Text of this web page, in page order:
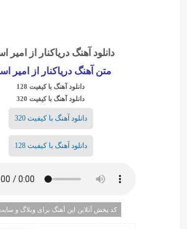
دانلود آهنگ دریاکنار از امیر
متن آهنگ دریاکنار از امیر
دانلود آهنگ با کیفیت 128
دانلود آهنگ با کیفیت 320
دانلود آهنگ با کیفیت 320
دانلود آهنگ با کیفیت 128
کد پخش آنلاین این آهنگ برای وبلاگ و